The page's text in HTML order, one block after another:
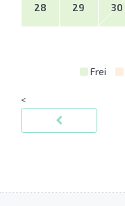
28 29 30
Frei
<